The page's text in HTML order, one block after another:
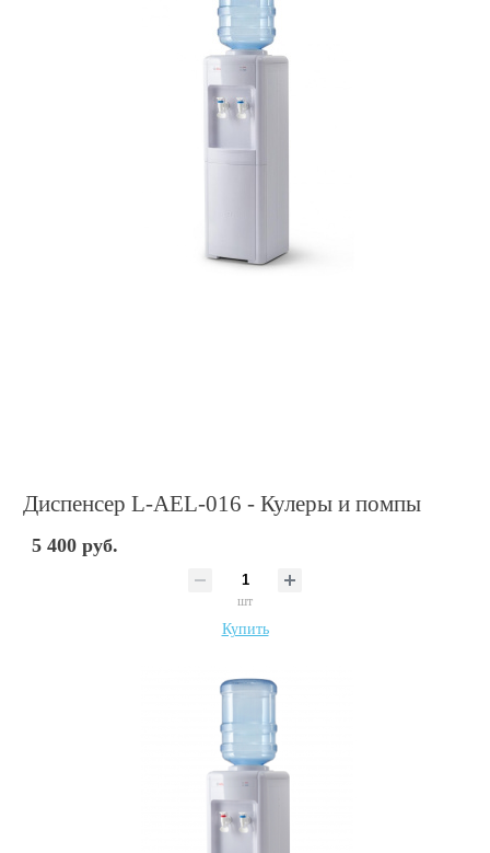
Диспенсер L-AEL-016 - Кулеры и помпы
5 400 руб.
шт
Купить